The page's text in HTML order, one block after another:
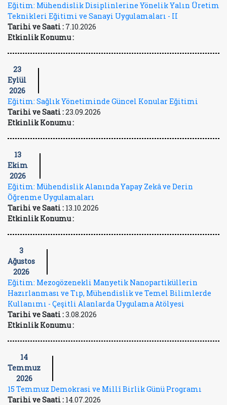
Eğitim: Mühendislik Disiplinlerine Yönelik Yalın Üretim
Teknikleri Eğitimi ve Sanayi Uygulamaları - II
Tarihi ve Saati : 7.10.2026
Etkinlik Konumu :
23
Eylül
2026
Eğitim: Sağlık Yönetiminde Güncel Konular Eğitimi
Tarihi ve Saati :23.09.2026
Etkinlik Konumu :
13
Ekim
2026
Eğitim: Mühendislik Alanında Yapay Zekâ ve Derin
Öğrenme Uygulamaları
Tarihi ve Saati : 13.10.2026
Etkinlik Konumu :
3
Ağustos
2026
Eğitim: Mezogözenekli Manyetik Nanopartiküllerin
Hazırlanması ve Tıp, Mühendislik ve Temel Bilimlerde
Kullanımı - Çeşitli Alanlarda Uygulama Atölyesi
Tarihi ve Saati :3.08.2026
Etkinlik Konumu :
14
Temmuz
2026
15 Temmuz Demokrasi ve Millî Birlik Günü Programı
Tarihi ve Saati : 14.07.2026